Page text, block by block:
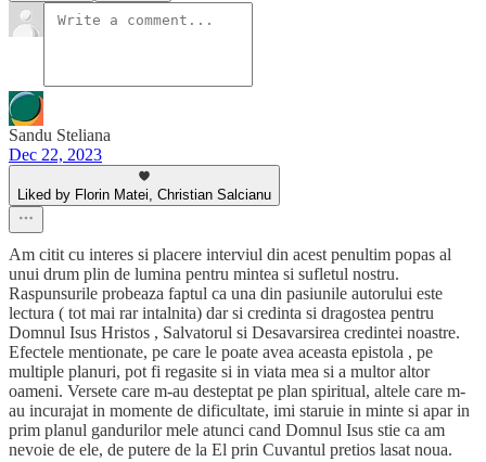
Sandu Steliana
Dec 22, 2023
Liked by Florin Matei, Christian Salcianu
Am citit cu interes si placere interviul din acest penultim popas al
unui drum plin de lumina pentru mintea si sufletul nostru.
Raspunsurile probeaza faptul ca una din pasiunile autorului este
lectura ( tot mai rar intalnita) dar si credinta si dragostea pentru
Domnul Isus Hristos , Salvatorul si Desavarsirea credintei noastre.
Efectele mentionate, pe care le poate avea aceasta epistola , pe
multiple planuri, pot fi regasite si in viata mea si a multor altor
oameni. Versete care m-au desteptat pe plan spiritual, altele care m-
au incurajat in momente de dificultate, imi staruie in minte si apar in
prim planul gandurilor mele atunci cand Domnul Isus stie ca am
nevoie de ele, de putere de la El prin Cuvantul pretios lasat noua.